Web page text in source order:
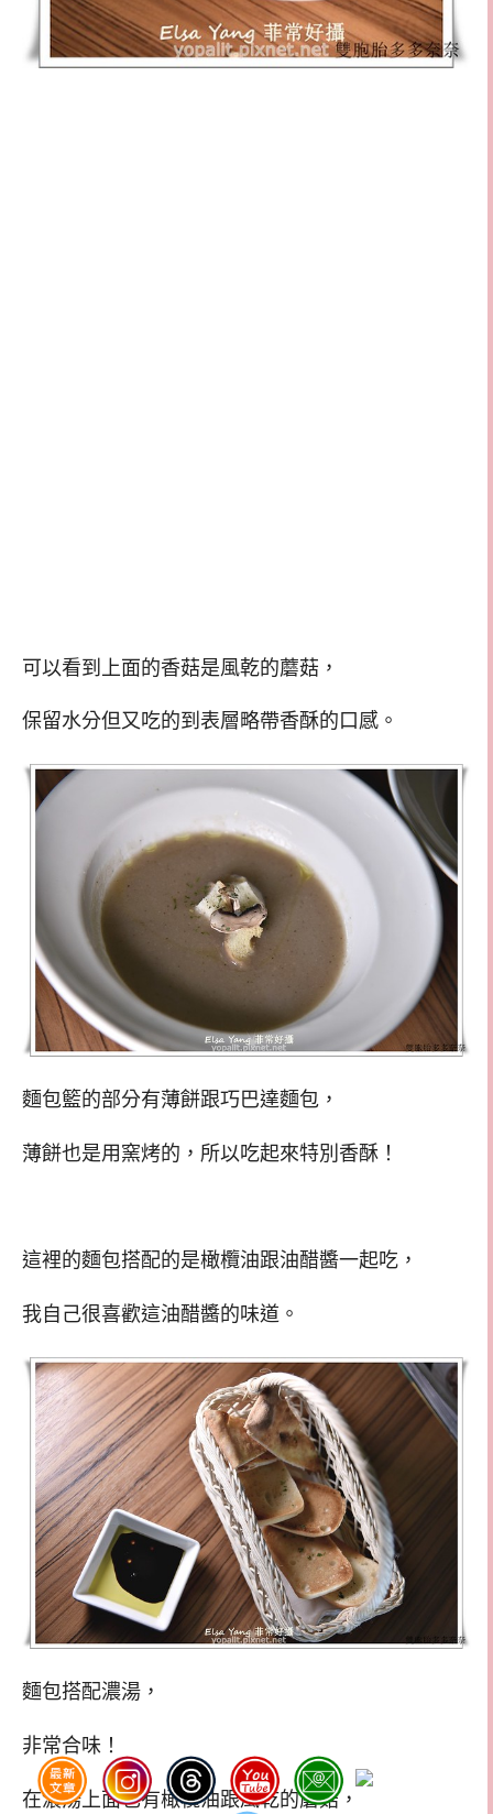
可以看到上面的香菇是風乾的蘑菇，
保留水分但又吃的到表層略帶香酥的口感。
麵包籃的部分有薄餅跟巧巴達麵包，
薄餅也是用窯烤的，所以吃起來特別香酥！
這裡的麵包搭配的是橄欖油跟油醋醬一起吃，
我自己很喜歡這油醋醬的味道。
麵包搭配濃湯，
非常合味！
在濃湯上面也有橄欖油跟風乾的蘑菇，